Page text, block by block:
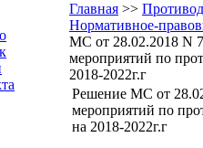
Главная >>
Нормативное-
МС от 28.02.2018 N
мероприятий по
2018-2022г.г
Решение МС от
мероприятий по
на 2018-2022г.г